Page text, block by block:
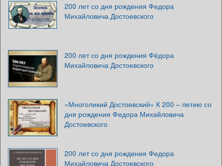
200 лет со дня рождения Федора
Михайловича Достоевского
200 лет со дня рождения Фёдора
Михайловича Достоевского
«Многоликий Достоевский» К 200 – летию со
дня рождения Федора Михайловича
Достоевского
200 лет со дня рождения Федора
Михайловича Достоевского